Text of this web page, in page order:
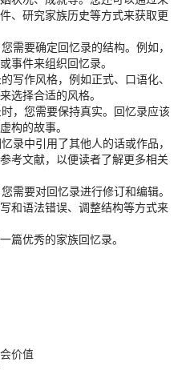
、研究家族历史等方式来获取更
需要确定回忆录的结构。例如，
事件来组织回忆录。
写作风格，例如正式、口语化、
选择合适的风格。
，您需要保持真实。回忆录应该
构的故事。
录中引用了其他人的话或作品，
考文献，以便读者了解更多相关
需要对回忆录进行修订和编辑。
和语法错误、调整结构等方式来
篇优秀的家族回忆录。
价值